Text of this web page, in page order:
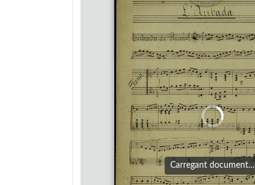
Carregant document…